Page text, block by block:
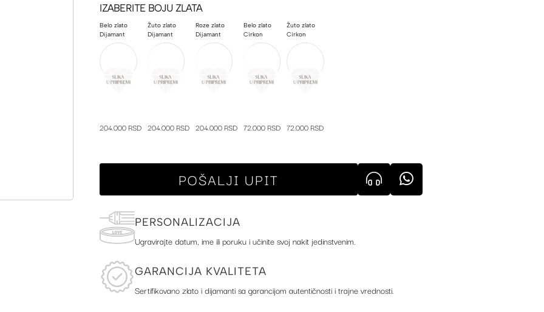
IZABERITE BOJU ZLATA
Belo zlato
Dijamant
204.000 RSD
Žuto zlato
Dijamant
204.000 RSD
Roze zlato
Dijamant
204.000 RSD
Belo zlato
Cirkon
72.000 RSD
Žuto zlato
Cirkon
72.000 RSD
POŠALJI UPIT
PERSONALIZACIJA
Ugravirajte datum, ime ili poruku i učinite svoj nakit jedinstvenim.
GARANCIJA KVALITETA
Sertifikovano zlato i dijamanti sa garancijom autentičnosti i trajne vrednosti.